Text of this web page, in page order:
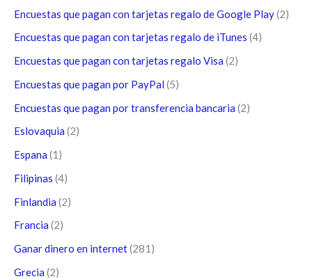
Encuestas que pagan con tarjetas regalo de Google Play(2)
Encuestas que pagan con tarjetas regalo de iTunes (4)
Encuestas que pagan con tarjetas regalo Visa (2)
Encuestas que pagan por PayPal (5)
Encuestas que pagan por transferencia bancaria (2)
Eslovaquia (2)
Espana (1)
Filipinas (4)
Finlandia (2)
Francia (2)
Ganar dinero en internet(281)
Grecia (2)